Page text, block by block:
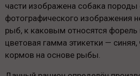
части изображена собака породы
фотографического изображения
рыб, к каковым относятся
цветовая гамма этикетки — синяя,
кормов на основе рыбы.